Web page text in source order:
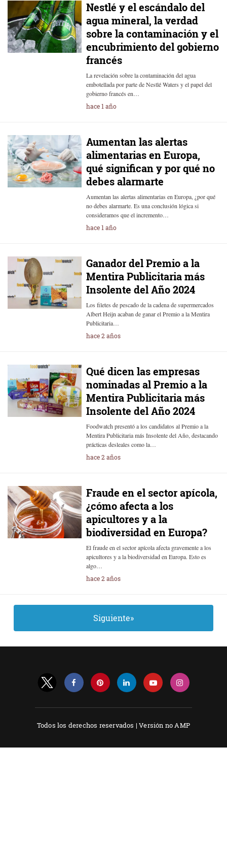
Nestlé y el escándalo del
agua mineral, la verdad
sobre la contaminación y el
encubrimiento del gobierno
francés
La revelación sobre la contaminación del agua
embotellada por parte de Nestlé Waters y el papel del
gobierno francés en…
hace 1 año
Aumentan las alertas
alimentarias en Europa,
qué significan y por qué no
debes alarmarte
Aumentan las alertas alimentarias en Europa, ¿por qué
no debes alarmarte. Es una conclusión lógica si
consideramos que el incremento…
hace 1 año
Ganador del Premio a la
Mentira Publicitaria más
Insolente del Año 2024
Los filetes de pescado de la cadena de supermercados
Albert Heijn acaban de ganar el Premio a la Mentira
Publicitaria…
hace 2 años
Qué dicen las empresas
nominadas al Premio a la
Mentira Publicitaria más
Insolente del Año 2024
Foodwatch presentó a los candidatos al Premio a la
Mentira Publicitaria más Insolente del Año, destacando
prácticas desleales como la…
hace 2 años
Fraude en el sector apícola,
¿cómo afecta a los
apicultores y a la
biodiversidad en Europa?
El fraude en el sector apícola afecta gravemente a los
apicultores y a la biodiversidad en Europa. Esto es
algo…
hace 2 años
Siguiente»
Todos los derechos reservados |Versión no AMP